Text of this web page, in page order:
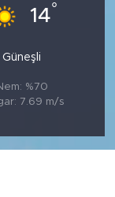
14°
Güneşli
%70
7.69 m/s